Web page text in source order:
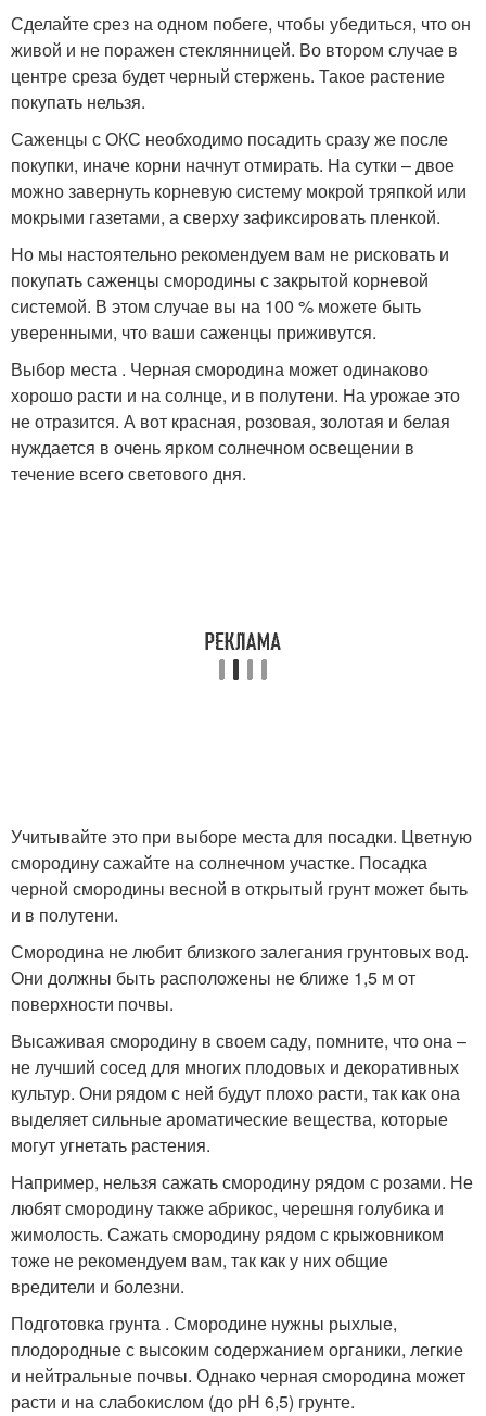
Сделайте срез на одном побеге, чтобы убедиться, что он
живой и не поражен стеклянницей. Во втором случае в
центре среза будет черный стержень. Такое растение
покупать нельзя.
Саженцы с ОКС необходимо посадить сразу же после
покупки, иначе корни начнут отмирать. На сутки – двое
можно завернуть корневую систему мокрой тряпкой или
мокрыми газетами, а сверху зафиксировать пленкой.
Но мы настоятельно рекомендуем вам не рисковать и
покупать саженцы смородины с закрытой корневой
системой. В этом случае вы на 100 % можете быть
уверенными, что ваши саженцы приживутся.
Выбор места . Черная смородина может одинаково
хорошо расти и на солнце, и в полутени. На урожае это
не отразится. А вот красная, розовая, золотая и белая
нуждается в очень ярком солнечном освещении в
течение всего светового дня.
Учитывайте это при выборе места для посадки. Цветную
смородину сажайте на солнечном участке. Посадка
черной смородины весной в открытый грунт может быть
и в полутени.
Смородина не любит близкого залегания грунтовых вод.
Они должны быть расположены не ближе 1,5 м от
поверхности почвы.
Высаживая смородину в своем саду, помните, что она –
не лучший сосед для многих плодовых и декоративных
культур. Они рядом с ней будут плохо расти, так как она
выделяет сильные ароматические вещества, которые
могут угнетать растения.
Например, нельзя сажать смородину рядом с розами. Не
любят смородину также абрикос, черешня голубика и
жимолость. Сажать смородину рядом с крыжовником
тоже не рекомендуем вам, так как у них общие
вредители и болезни.
Подготовка грунта . Смородине нужны рыхлые,
плодородные с высоким содержанием органики, легкие
и нейтральные почвы. Однако черная смородина может
расти и на слабокислом (до рН 6,5) грунте.